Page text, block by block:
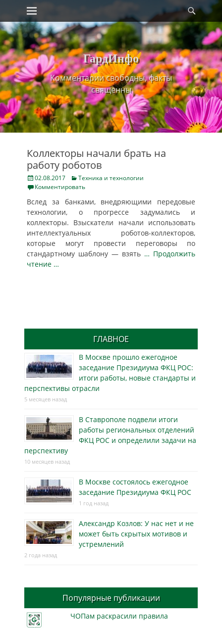
Skip
to
content
Primary Menu
ГардИнфо
Комментарии свободны, факты
священны
Коллекторы начали брать на
работу роботов
Posted
on
02.08.2017 Categories
Техника и технологии
Комментировать
Вслед за банками, внедряющими передовые
технологии, о прогрессе задумались и
коллекторы. Взыскатели начали использовать
интеллектуальных роботов-коллекторов,
которые могут провести переговоры по
стандартному шаблону — взять … Продолжить
чтение …
ГЛАВНОЕ
В Москве прошло ежегодное
заседание Президиума ФКЦ РОС:
итоги работы, новые стандарты и
перспективы отрасли
5 месяцев назад
В Ставрополе подвели итоги
работы региональных отделений
ФКЦ РОС и определили задачи на
перспективу
10 месяцев назад
В Москве состоялось ежегодное
заседание Президиума ФКЦ РОС
1 год назад
Александр Козлов: У нас нет и не
может быть скрытых мотивов и
устремлений
2 года назад
Популярные публикации
ЧОПам раскрасили правила